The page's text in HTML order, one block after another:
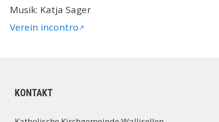
Musik: Katja Sager
Verein incontro
KONTAKT